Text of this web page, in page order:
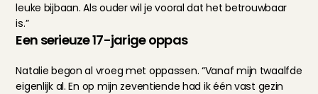
leuke bijbaan. Als ouder wil je vooral dat het betrouwbaar
is.”
Een serieuze 17-jarige oppas
Natalie begon al vroeg met oppassen. “Vanaf mijn twaalfde
eigenlijk al. En op mijn zeventiende had ik één vast gezin